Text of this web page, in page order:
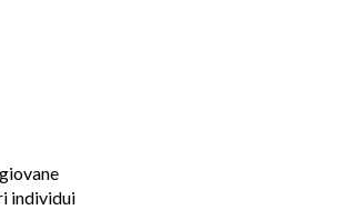
individui